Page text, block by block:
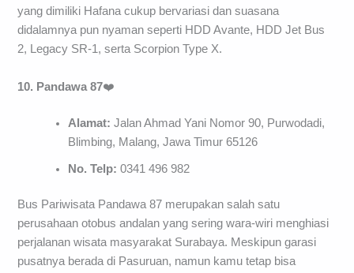
yang dimiliki Hafana cukup bervariasi dan suasana
didalamnya pun nyaman seperti HDD Avante, HDD Jet Bus
2, Legacy SR-1, serta Scorpion Type X.
10. Pandawa 87❤️
Alamat: Jalan Ahmad Yani Nomor 90, Purwodadi,
Blimbing, Malang, Jawa Timur 65126
No. Telp:0341 496 982
Bus Pariwisata Pandawa 87 merupakan salah satu
perusahaan otobus andalan yang sering wara-wiri menghiasi
perjalanan wisata masyarakat Surabaya. Meskipun garasi
pusatnya berada di Pasuruan, namun kamu tetap bisa